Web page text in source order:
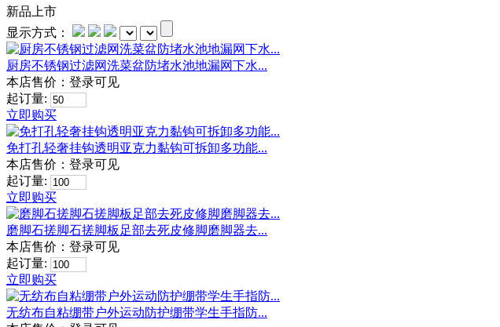
新品上市
显示方式：
厨房不锈钢过滤网洗菜盆防堵水池地漏网下水...
本店售价： 登录可见
起订量:
立即购买
免打孔轻奢挂钩透明亚克力黏钩可拆卸多功能...
本店售价： 登录可见
起订量:
立即购买
磨脚石搓脚石搓脚板足部去死皮修脚磨脚器去...
本店售价： 登录可见
起订量:
立即购买
无纺布自粘绷带户外运动防护绷带学生手指防...